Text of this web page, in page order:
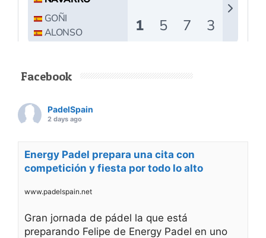
Facebook
PadelSpain
2 days ago
Energy Padel prepara una cita con
competición y fiesta por todo lo alto
www.padelspain.net
Gran jornada de pádel la que está
preparando Felipe de Energy Padel en uno